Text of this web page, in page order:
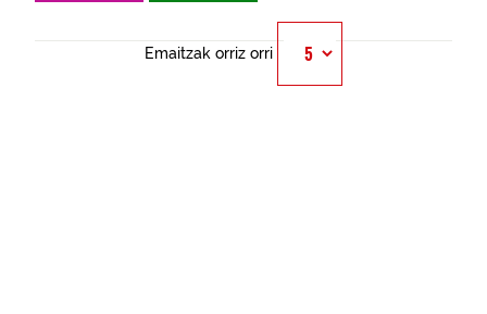
Emaitzak orriz orri